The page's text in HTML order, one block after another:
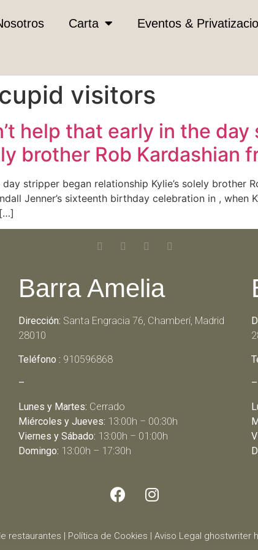
Carta Eventos &
visitors
help that early in the
brother Rob Kardashian
stripper began relationship Kylie’s solely brother
Jenner’s sixteenth birthday celebration in , when
Barra Amelia
Dirección: Santa Engracia 76, Chamberí, Madrid
28010
Teléfono : 910596868
–
Lunes y Martes: Cerrado
Miércoles y Jueves: 13:00h – 00:30h
Viernes y Sábado: 13:00h – 01:00h
Domingo: 13:00h – 17:30h
–
restaurantes | Política de Cookies | Aviso Legal ghostwriter